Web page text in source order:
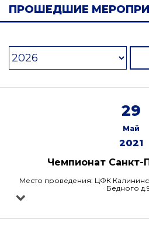
ПРОШЕДШИЕ
29
Май
2021
Чемпионат Санкт-
Место проведения: ЦФК
Бедного